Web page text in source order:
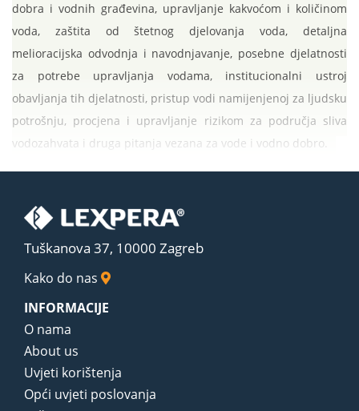
dobra i vodnih građevina, upravljanje kakvoćom i količinom
voda, zaštita od štetnog djelovanja voda, detaljna
melioracijska odvodnja i navodnjavanje, posebne djelatnosti
za potrebe upravljanja vodama, institucionalni ustroj
obavljanja tih djelatnosti, pristup vodi namijenjenoj za ljudsku
potrošnju, procjena i upravljanje rizikom za područja sliva
vodozahvata i druga pitanja vezana za vode i vodno dobro.
Tuškanova 37, 10000 Zagreb
Kako do nas
INFORMACIJE
O nama
About us
Uvjeti korištenja
Opći uvjeti poslovanja